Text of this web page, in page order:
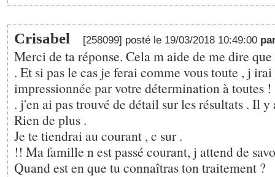
Crisabel [258099] posté le 19/03/2018 10:49:00
Merci de ta réponse. Cela m aide de me dire que
. Et si pas le cas je ferai comme vous toute , j
impressionnée par votre détermination à toutes !
. j'en ai pas trouvé de détail sur les résultats . Il y
Rien de plus .
Je te tiendrai au courant , c sur .
!! Ma famille n est passé courant, j attend de
Quand est en que tu connaîtras ton traitement ?